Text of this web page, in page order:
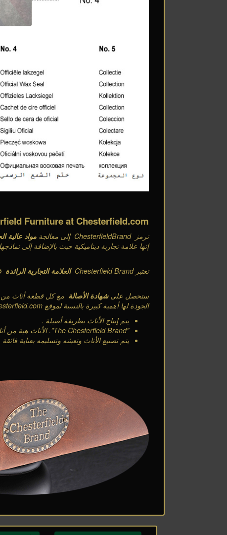
Furniture at Chesterfield.com
ترمز ChesterfieldBrand إلى معالجة مواد عالية
إنها علامة تجارية ديناميكية حيث بالإضافة إلى
تعتبر Chesterfield Brand العلامة التجارية الرائدة
ستحصل علىشهادة الأصالة مع كل قطعة أثاث من
الجودة لها أهمية كبيرة بالنسبة لموقع
يتم إنتاج الأثاث بطريقة أصيلة .
"The Chesterfield Brand".
الأثاث هية من
يتم تصنيع الأثاث وتعبئته وتسليمه بعناية فائقة